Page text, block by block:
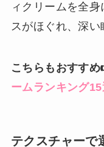
ィクリームを全
スがほぐれ、深い
こちらもおすす
ームランキング
テクスチャーで